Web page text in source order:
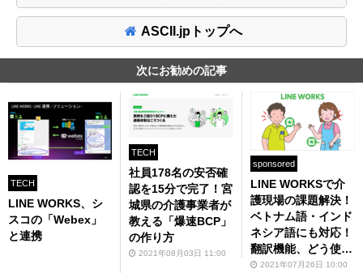
ASCII.jpトップへ
次にお勧めの記事
TECH
LINE WORKS、シ
スコの「Webex」
と連携
TECH
社員178名の安否確
認を15分で完了！宮
城県の介護事業者が
教える「爆速BCP」
の作り方
2021年08月03日 11:00
sponsored
LINE WORKSで介
護現場の課題解決！
ベトナム語・インド
ネシア語にも対応！
翻訳機能、どう使
う？2021年07月26日 10:00